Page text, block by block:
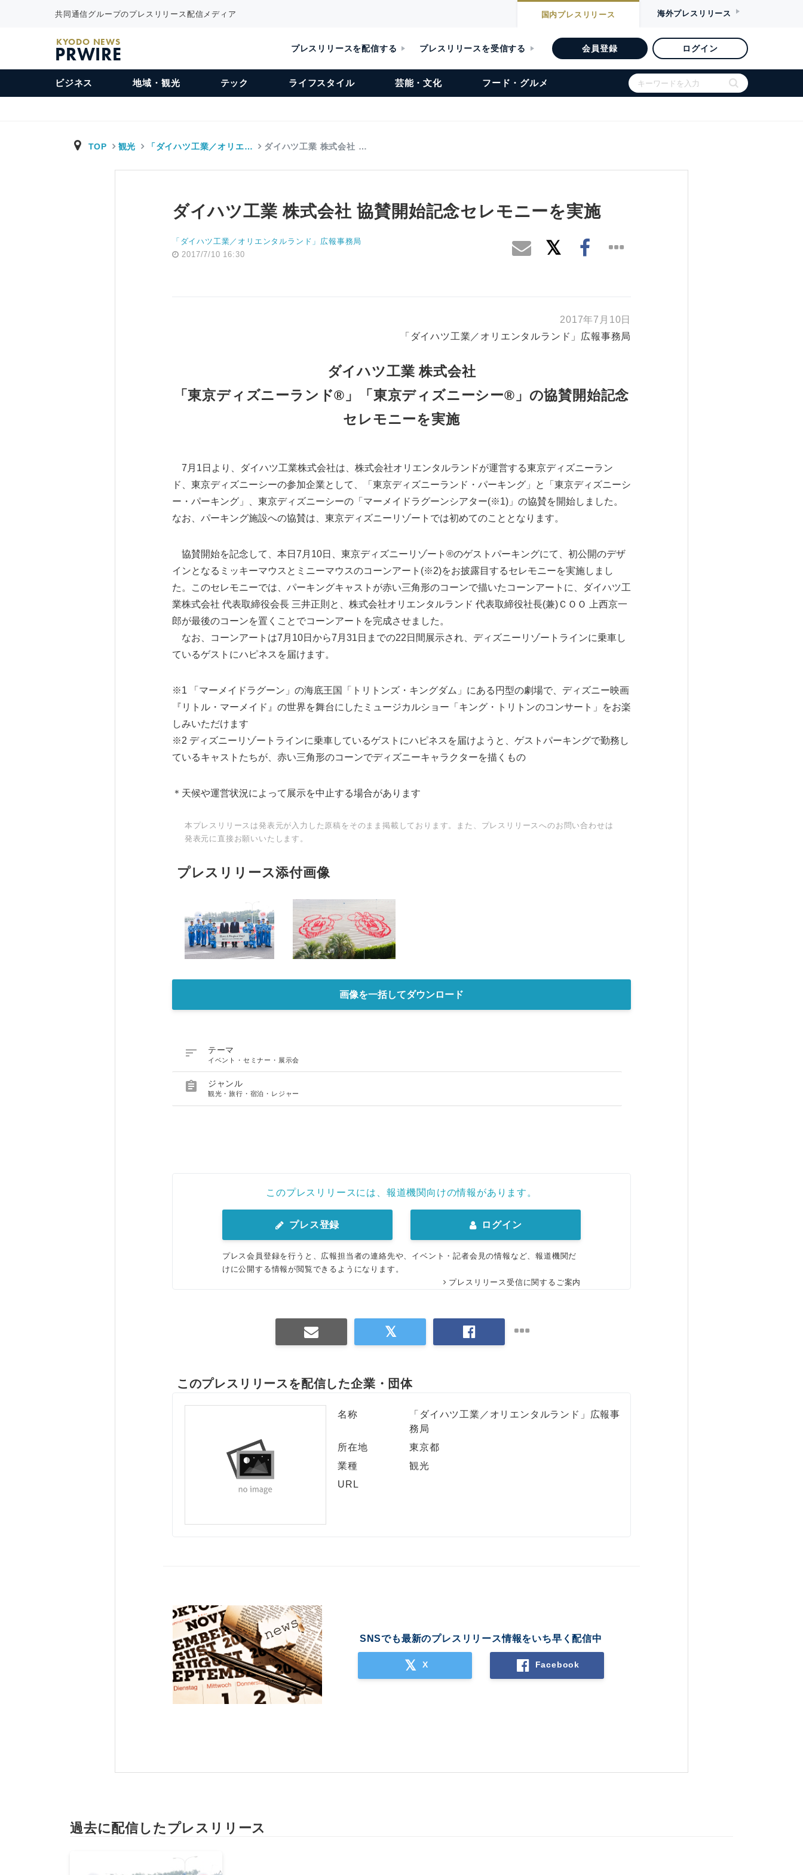
共同通信グループのプレスリリース配信メディア 国内プレスリリース 海外プレスリリース
KYODO NEWS
PRWIRE プレスリリースを配信する プレスリリースを受信する 会員登録 ログイン
ビジネス 地域・観光 テック ライフスタイル 芸能・文化 フード・グルメ
TOP 観光 「ダイハツ工業／オリエ… ダイハツ工業 株式会社 …
ダイハツ工業 株式会社 協賛開始記念セレモニーを実施
「ダイハツ工業／オリエンタルランド」広報事務局
2017/7/10 16:30
2017年7月10日
「ダイハツ工業／オリエンタルランド」広報事務局
ダイハツ工業 株式会社
「東京ディズニーランド®」「東京ディズニーシー®」の協賛開始記念
セレモニーを実施
7月1日より、ダイハツ工業株式会社は、株式会社オリエンタルランドが運営する東京ディズニーラン
ド、東京ディズニーシーの参加企業として、「東京ディズニーランド・パーキング」と「東京ディズニーシ
ー・パーキング」、東京ディズニーシーの「マーメイドラグーンシアター(※1)」の協賛を開始しました。
なお、パーキング施設への協賛は、東京ディズニーリゾートでは初めてのこととなります。
協賛開始を記念して、本日7月10日、東京ディズニーリゾート®のゲストパーキングにて、初公開のデザ
インとなるミッキーマウスとミニーマウスのコーンアート(※2)をお披露目するセレモニーを実施しまし
た。このセレモニーでは、パーキングキャストが赤い三角形のコーンで描いたコーンアートに、ダイハツ工
業株式会社 代表取締役会長 三井正則と、株式会社オリエンタルランド 代表取締役社長(兼)ＣＯＯ 上西京一
郎が最後のコーンを置くことでコーンアートを完成させました。
なお、コーンアートは7月10日から7月31日までの22日間展示され、ディズニーリゾートラインに乗車し
ているゲストにハピネスを届けます。
※1 「マーメイドラグーン」の海底王国「トリトンズ・キングダム」にある円型の劇場で、ディズニー映画
『リトル・マーメイド』の世界を舞台にしたミュージカルショー「キング・トリトンのコンサート」をお楽
しみいただけます
※2 ディズニーリゾートラインに乗車しているゲストにハピネスを届けようと、ゲストパーキングで勤務し
ているキャストたちが、赤い三角形のコーンでディズニーキャラクターを描くもの
＊天候や運営状況によって展示を中止する場合があります
本プレスリリースは発表元が入力した原稿をそのまま掲載しております。また、プレスリリースへのお問い合わせは
発表元に直接お願いいたします。
プレスリリース添付画像
画像を一括してダウンロード
 テーマ
イベント・セミナー・展示会
 ジャンル
観光・旅行・宿泊・レジャー
このプレスリリースには、報道機関向けの情報があります。
プレス登録 ログイン
プレス会員登録を行うと、広報担当者の連絡先や、イベント・記者会見の情報など、報道機関だ
けに公開する情報が閲覧できるようになります。
プレスリリース受信に関するご案内
このプレスリリースを配信した企業・団体
名称
「ダイハツ工業／オリエンタルランド」広報事
務局
所在地
東京都
業種
観光
URL
SNSでも最新のプレスリリース情報をいち早く配信中
X Facebook
過去に配信したプレスリリース
English